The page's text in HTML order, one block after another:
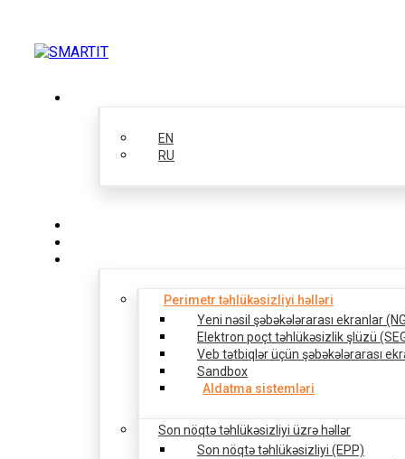
EN
RU
Perimetr təhlükəsizliyi həlləri
Yeni nəsil şəbəkələrarası ekranlar
Elektron poçt təhlükəsizlik şlüzü
Veb tətbiqlər üçün şəbəkələrarası
Sandbox
Aldatma sistemləri
Son nöqtə təhlükəsizliyi üzrə həllər
Son nöqtə təhlükəsizliyi (EPP)